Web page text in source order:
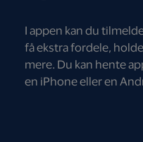
I appen kan du
få ekstra fordele,
mere. Du kan hente
en iPhone eller en